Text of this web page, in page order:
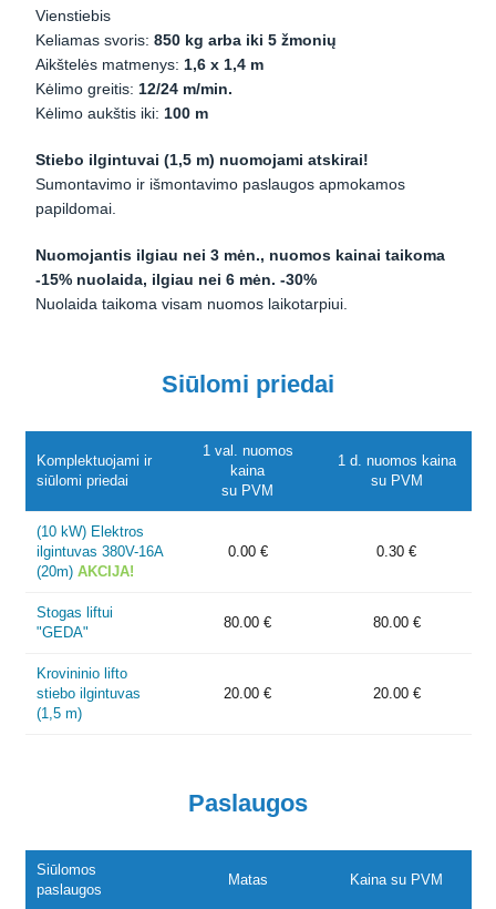
Vienstiebis
Keliamas svoris:850 kg arba iki 5 žmonių
Aikštelės matmenys:1,6 x 1,4 m
Kėlimo greitis:12/24 m/min.
Kėlimo aukštis iki:100 m
Stiebo ilgintuvai (1,5 m) nuomojami atskirai!
Sumontavimo ir išmontavimo paslaugos apmokamos
papildomai.
Nuomojantis ilgiau nei 3 mėn., nuomos kainai taikoma
-15% nuolaida, ilgiau nei 6 mėn. -30%
Nuolaida taikoma visam nuomos laikotarpiui.
Siūlomi priedai
Komplektuojami ir
siūlomi priedai
1 val. nuomos
kaina
su PVM
1 d. nuomos kaina
su PVM
(10 kW) Elektros
ilgintuvas 380V-16A
(20m) AKCIJA!
0.00 € 0.30 €
Stogas liftui
"GEDA"
80.00 € 80.00 €
Krovininio lifto
stiebo ilgintuvas
(1,5 m)
20.00 € 20.00 €
Paslaugos
Siūlomos
paslaugos
Matas Kaina su PVM